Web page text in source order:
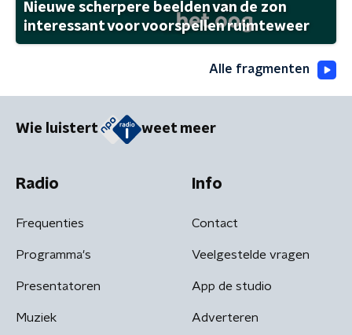
Nieuwe scherpere beelden van de zon
interessant voor voorspellen ruimteweer
Alle fragmenten
Wie luistert weet meer
Radio
Frequenties
Programma's
Presentatoren
Muziek
Info
Contact
Veelgestelde vragen
App de studio
Adverteren